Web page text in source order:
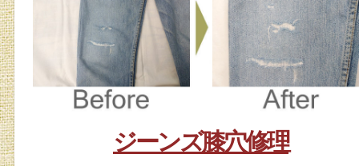
ジーンズ膝穴修理